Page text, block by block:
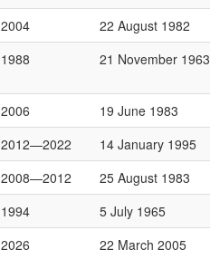
2004 22 August 1982
1988 21 November 1963
2006 19 June 1983
2012—2022 14 January 1995
2008—2012 25 August 1983
1994 5 July 1965
2026 22 March 2005